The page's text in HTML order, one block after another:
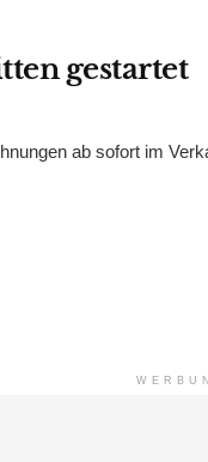
gestartet
ab sofort im